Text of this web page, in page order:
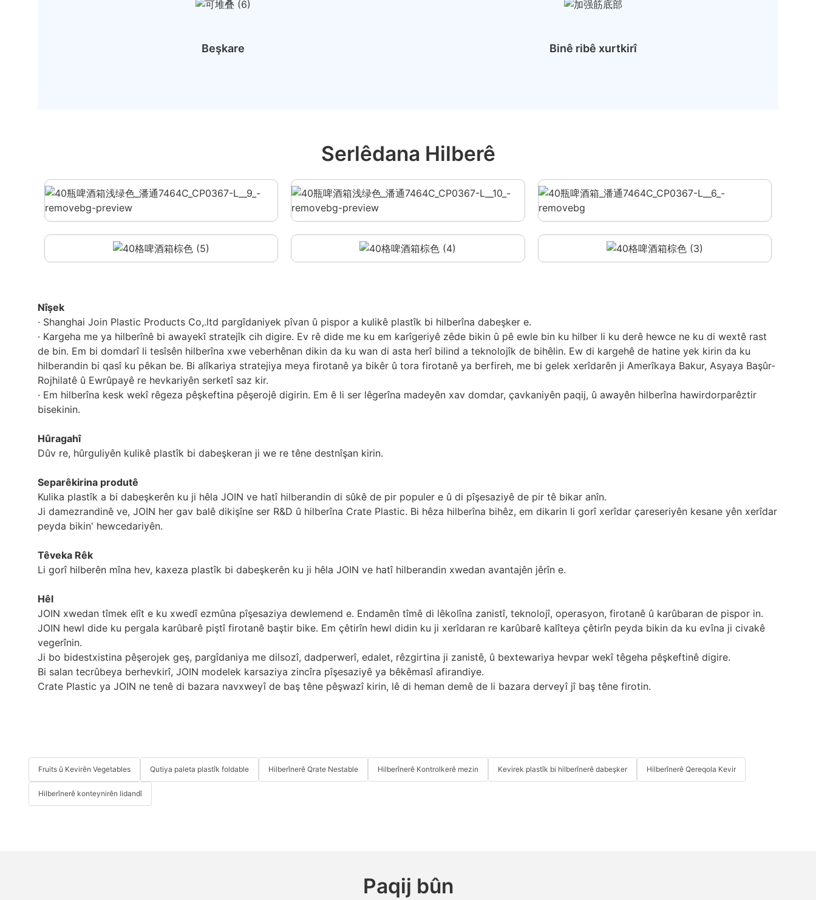
Beşkare Binê ribê xurtkirî
Serlêdana Hilberê
Nîşek
· Shanghai Join Plastic Products Co,.ltd pargîdaniyek pîvan û pispor a kulikê plastîk bi hilberîna dabeşker e.
· Kargeha me ya hilberînê bi awayekî stratejîk cih digire. Ev rê dide me ku em karîgeriyê zêde bikin û pê ewle bin ku hilber li ku derê hewce ne ku di wextê rast
de bin. Em bi domdarî li tesîsên hilberîna xwe veberhênan dikin da ku wan di asta herî bilind a teknolojîk de bihêlin. Ew di kargehê de hatine yek kirin da ku
hilberandin bi qasî ku pêkan be. Bi alîkariya stratejiya meya firotanê ya bikêr û tora firotanê ya berfireh, me bi gelek xerîdarên ji Amerîkaya Bakur, Asyaya Başûr-
Rojhilatê û Ewrûpayê re hevkariyên serketî saz kir.
· Em hilberîna kesk wekî rêgeza pêşkeftina pêşerojê digirin. Em ê li ser lêgerîna madeyên xav domdar, çavkaniyên paqij, û awayên hilberîna hawirdorparêztir
bisekinin.
Hûragahî
Dûv re, hûrguliyên kulikê plastîk bi dabeşkeran ji we re têne destnîşan kirin.
Separêkirina produtê
Kulika plastîk a bi dabeşkerên ku ji hêla JOIN ve hatî hilberandin di sûkê de pir populer e û di pîşesaziyê de pir tê bikar anîn.
Ji damezrandinê ve, JOIN her gav balê dikişîne ser R&D û hilberîna Crate Plastic. Bi hêza hilberîna bihêz, em dikarin li gorî xerîdar çareseriyên kesane yên xerîdar
peyda bikin' hewcedariyên.
Têveka Rêk
Li gorî hilberên mîna hev, kaxeza plastîk bi dabeşkerên ku ji hêla JOIN ve hatî hilberandin xwedan avantajên jêrîn e.
Hêl
JOIN xwedan tîmek elît e ku xwedî ezmûna pîşesaziya dewlemend e. Endamên tîmê di lêkolîna zanistî, teknolojî, operasyon, firotanê û karûbaran de pispor in.
JOIN hewl dide ku pergala karûbarê piştî firotanê baştir bike. Em çêtirîn hewl didin ku ji xerîdaran re karûbarê kalîteya çêtirîn peyda bikin da ku evîna ji civakê
vegerînin.
Ji bo bidestxistina pêşerojek geş, pargîdaniya me dilsozî, dadperwerî, edalet, rêzgirtina ji zanistê, û bextewariya hevpar wekî têgeha pêşkeftinê digire.
Bi salan tecrûbeya berhevkirî, JOIN modelek karsaziya zincîra pîşesaziyê ya bêkêmasî afirandiye.
Crate Plastic ya JOIN ne tenê di bazara navxweyî de baş têne pêşwazî kirin, lê di heman demê de li bazara derveyî jî baş têne firotin.
Fruits û Kevirên Vegetables Qutiya paleta plastîk foldable Hilberînerê Qrate Nestable Hilberînerê Kontrolkerê mezin Kevirek plastîk bi hilberînerê dabeşker Hilberînerê Qereqola Kevir
Hilberînerê konteynirên lidandî
Paqij bûn